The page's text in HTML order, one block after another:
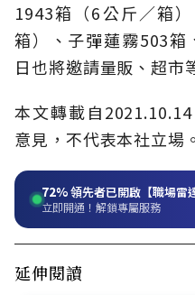
1943箱（6公斤／箱
箱）、子彈蓮霧503箱
日也將邀請量販、超市
本文轉載自
意見，不代表本社立場。
72%領先者已開啟【職場雷
立即開通！解鎖專屬服務
延伸閱讀